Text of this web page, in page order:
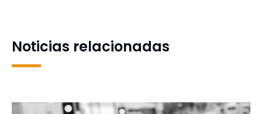
Noticias relacionadas